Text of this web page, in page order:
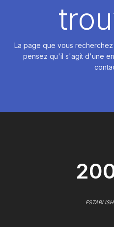
La page que vous
pensez qu'il s'agit d'une